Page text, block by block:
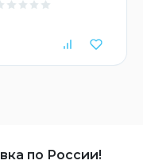
по России!